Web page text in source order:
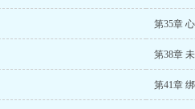
第35章
第38章
第41章